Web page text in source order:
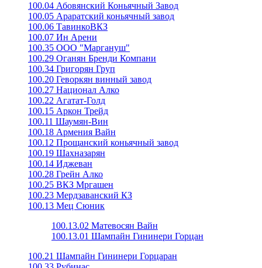
100.04 Абовянский Коньячный Завод
100.05 Араратский коньячный завод
100.06 ТавинкоВКЗ
100.07 Ин Арени
100.35 ООО "Маргануш"
100.29 Оганян Бренди Компани
100.34 Григорян Груп
100.20 Геворкян винный завод
100.27 Национал Алко
100.22 Агатат-Голд
100.15 Аркон Трейд
100.11 Шаумян-Вин
100.18 Армения Вайн
100.12 Прощанский коньячный завод
100.19 Шахназарян
100.14 Иджеван
100.28 Грейн Алко
100.25 ВКЗ Мргашен
100.23 Мердзаванский КЗ
100.13 Мец Сюник
100.13.02 Матевосян Вайн
100.13.01 Шампайн Гининери Горцан
100.21 Шампайн Гининери Горцаран